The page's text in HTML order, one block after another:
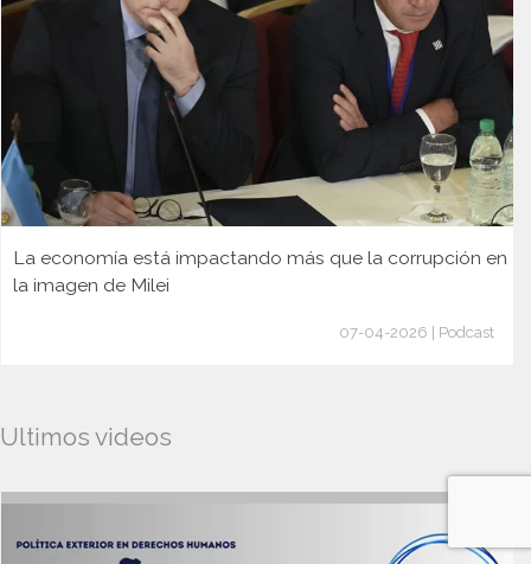
La economía está impactando más que la corrupción en
la imagen de Milei
07-04-2026 | Podcast
Ultimos videos